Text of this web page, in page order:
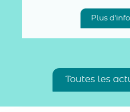
Plus
Toutes les